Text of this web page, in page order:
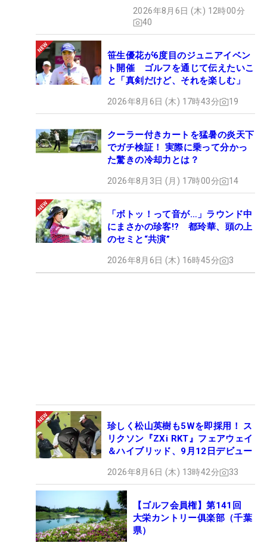
2026年8月6日 (木) 12時00分
40
笹生優花が6度目のジュニアイベン
ト開催 ゴルフを通じて伝えたいこ
と「真剣だけど、それを楽しむ」
2026年8月6日 (木) 17時43分 19
クーラー付きカートを猛暑の炎天下
でガチ検証！ 実際に乗って分かっ
た驚きの冷却力とは？
2026年8月3日 (月) 17時00分 14
「ボトッ！って音が…」ラウンド中
にまさかの珍客!? 都玲華、頭の上
のセミと“共演”
2026年8月6日 (木) 16時45分 3
珍しく松山英樹も5Wを即採用！ ス
リクソン『ZXi RKT』フェアウェイ
＆ハイブリッド、9月12日デビュー
2026年8月6日 (木) 13時42分 33
【ゴルフ会員権】第141回
大栄カントリー俱楽部（千葉
県）